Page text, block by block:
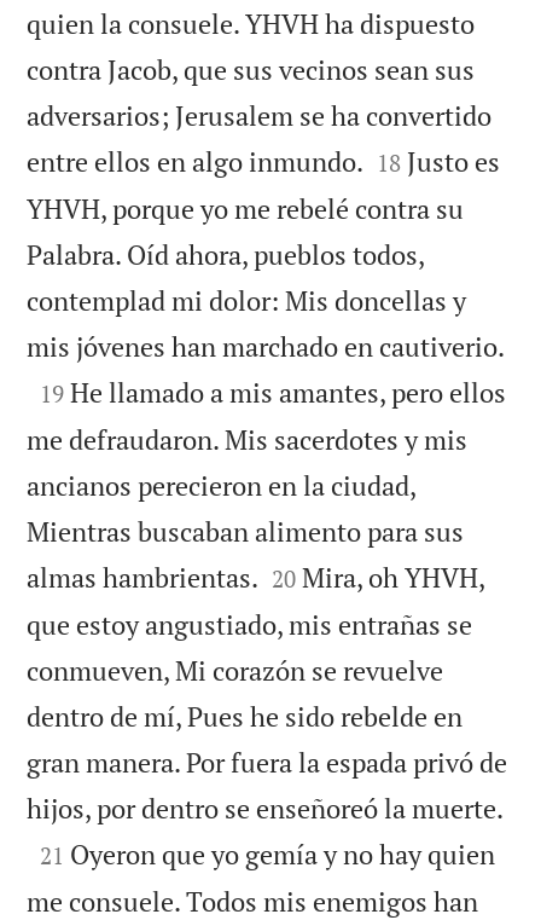
quien la consuele. YHVH ha dispuesto
contra Jacob, que sus vecinos sean sus
adversarios; Jerusalem se ha convertido
entre ellos en algo inmundo. 

18 Justo es
YHVH, porque yo me rebelé contra su
Palabra. Oíd ahora, pueblos todos,
contemplad mi dolor: Mis doncellas y
mis jóvenes han marchado en cautiverio.

19 He llamado a mis amantes, pero ellos
me defraudaron. Mis sacerdotes y mis
ancianos perecieron en la ciudad,
Mientras buscaban alimento para sus
almas hambrientas. 

20 Mira, oh YHVH,
que estoy angustiado, mis entrañas se
conmueven, Mi corazón se revuelve
dentro de mí, Pues he sido rebelde en
gran manera. Por fuera la espada privó de
hijos, por dentro se enseñoreó la muerte.

21 Oyeron que yo gemía y no hay quien
me consuele. Todos mis enemigos han